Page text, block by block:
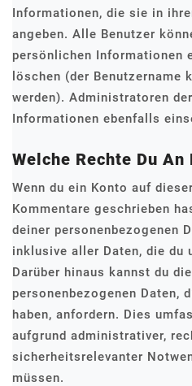
Informationen, die sie in
angeben. Alle Benutzer
persönlichen Informationen
löschen (der Benutzername
werden). Administratoren
Informationen ebenfalls
Welche Rechte Du
Wenn du ein Konto auf
Kommentare geschrieben
deiner personenbezogenen
inklusive aller Daten, die du
Darüber hinaus kannst du
personenbezogenen Daten,
haben, anfordern. Dies
aufgrund administrativer,
sicherheitsrelevanter
müssen.